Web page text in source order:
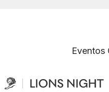
Eventos